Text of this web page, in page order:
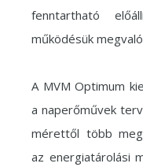
fenntartható
működésük
A MVM Optimum
a naperőművek
mérettől több
az energiatárolási